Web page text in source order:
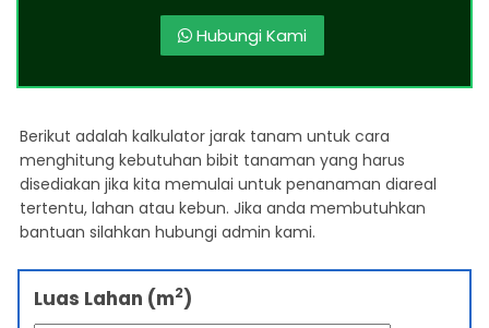
Hubungi Kami
Berikut adalah kalkulator jarak tanam untuk cara
menghitung kebutuhan bibit tanaman yang harus
disediakan jika kita memulai untuk penanaman diareal
tertentu, lahan atau kebun. Jika anda membutuhkan
bantuan silahkan hubungi admin kami.
Luas Lahan (m2)